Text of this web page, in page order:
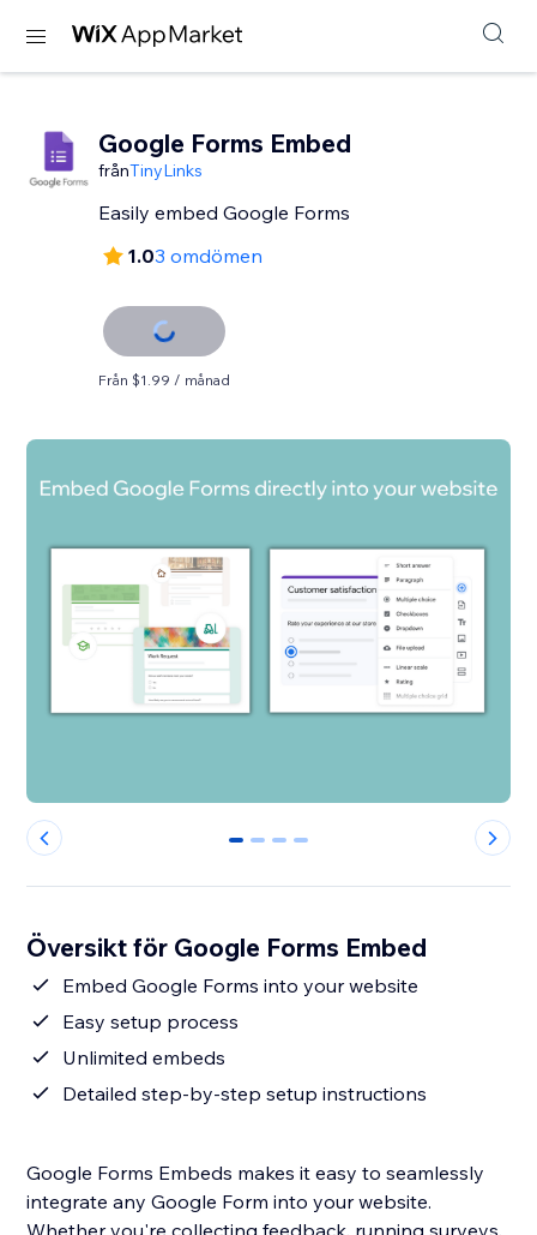
Google Forms Embed
frånTinyLinks
Easily embed Google Forms
1.03 omdömen
Från $1.99 / månad
0 1 2 3
Översikt för Google Forms Embed
Embed Google Forms into your website
Easy setup process
Unlimited embeds
Detailed step-by-step setup instructions
Google Forms Embeds makes it easy to seamlessly
integrate any Google Form into your website.